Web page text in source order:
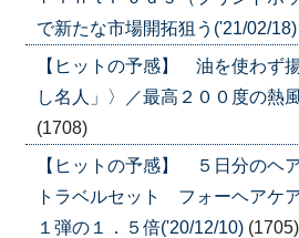
で新たな市場開拓狙う('21/02/18)
【ヒットの予感】 油を使わず
し名人」〉／最高２００度の熱
(1708)
【ヒットの予感】 ５日分のヘ
トラベルセット フォーヘアケ
１弾の１．５倍('20/12/10) (1705)